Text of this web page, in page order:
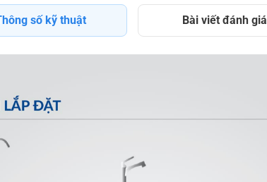
số kỹ thuật Bài viết đánh giá